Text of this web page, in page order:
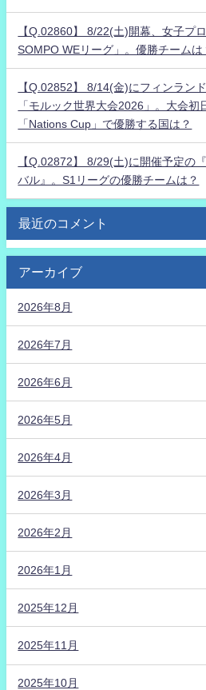
【Q.02860】 8/22(土)開幕、女子プ
SOMPO WEリーグ」。優勝チームは
【Q.02852】 8/14(金)にフィンラン
「モルック世界大会2026」。大会初
「Nations Cup」で優勝する国は？
【Q.02872】 8/29(土)に開催予定の
バル』。S1リーグの優勝チームは？
最近のコメント
アーカイブ
2026年8月
2026年7月
2026年6月
2026年5月
2026年4月
2026年3月
2026年2月
2026年1月
2025年12月
2025年11月
2025年10月